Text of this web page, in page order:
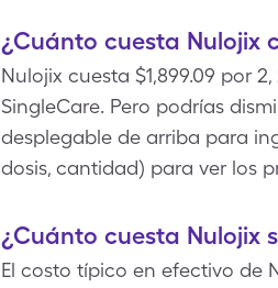
¿Cuánto cuesta Nulojix
Nulojix cuesta $1,899.09 por
SingleCare. Pero podrías
desplegable de arriba para
dosis, cantidad) para ver los
¿Cuánto cuesta Nulojix
El costo típico en efectivo de